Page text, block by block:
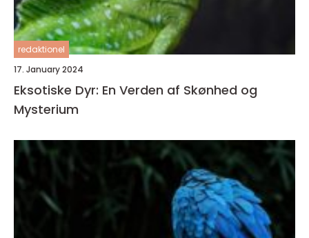
redaktionel
17. January 2024
Eksotiske Dyr: En Verden af Skønhed og
Mysterium